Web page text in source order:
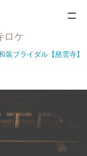
ロケ
装ブライダル【慈雲寺】